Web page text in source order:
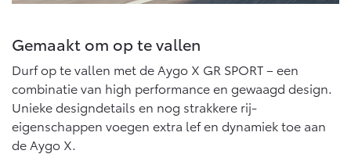
Gemaakt om op te vallen
Durf op te vallen met de Aygo X GR SPORT – een
combinatie van high performance en gewaagd design.
Unieke designdetails en nog strakkere rij-
eigenschappen voegen extra lef en dynamiek toe aan
de Aygo X.